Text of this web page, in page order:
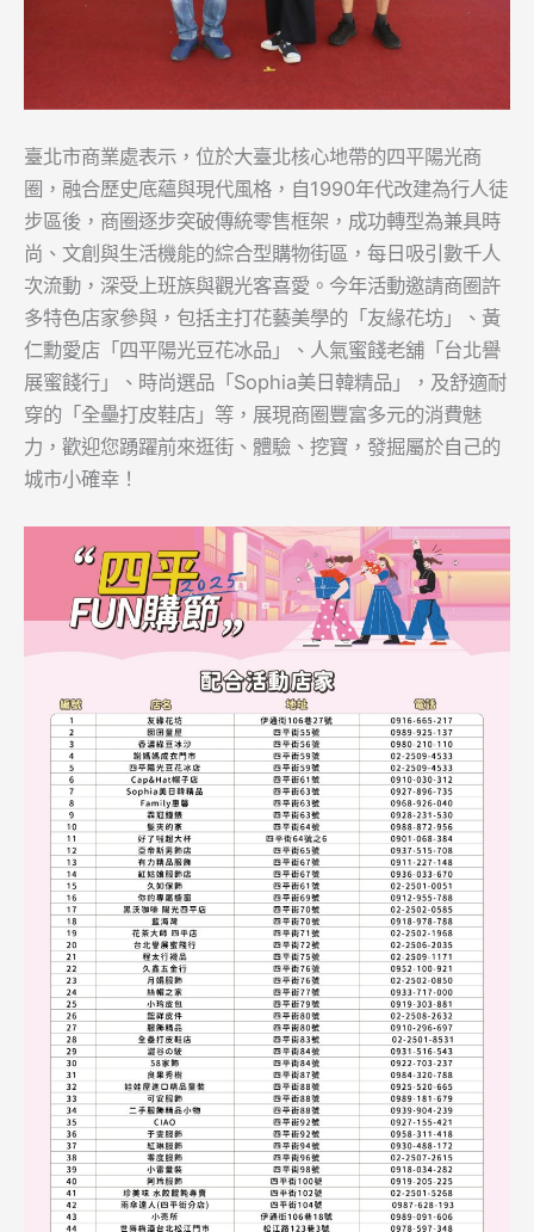
臺北市商業處表示，位於大臺北核心地帶的四平陽光商
圈，融合歷史底蘊與現代風格，自1990年代改建為行人徒
步區後，商圈逐步突破傳統零售框架，成功轉型為兼具時
尚、文創與生活機能的綜合型購物街區，每日吸引數千人
次流動，深受上班族與觀光客喜愛。今年活動邀請商圈許
多特色店家參與，包括主打花藝美學的「友緣花坊」、黃
仁勳愛店「四平陽光豆花冰品」、人氣蜜餞老舖「台北譽
展蜜餞行」、時尚選品「Sophia美日韓精品」，及舒適耐
穿的「全壘打皮鞋店」等，展現商圈豐富多元的消費魅
力，歡迎您踴躍前來逛街、體驗、挖寶，發掘屬於自己的
城市小確幸！